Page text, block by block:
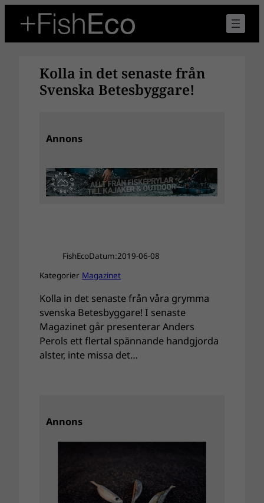
innehåll
Kolla in det senaste från
Svenska Betesbyggare!
Annons
FishEcoDatum:2019-06-08
Kategorier Magazinet
Kolla in det senaste från våra grymma
svenska Betesbyggare! I senaste
Magazinet går presenterar Anders
Perols ett flertal spännande handgjorda
alster, inte missa det…
Annons